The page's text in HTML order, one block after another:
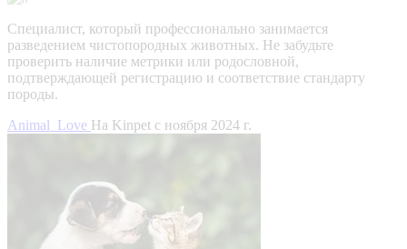
Специалист, который профессионально занимается
разведением чистопородных животных. Не забудьте
проверить наличие метрики или родословной,
подтверждающей регистрацию и соответствие стандарту
породы.
Animal_Love На Kinpet c ноября 2024 г.